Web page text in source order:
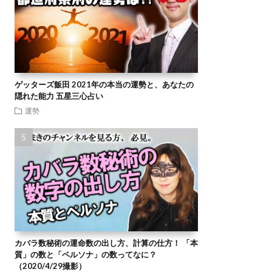
ゲッターズ飯田 2021年の本当の運勢と、あなたの
隠れた能力 五星三心占い
運勢
カバラ数秘術の運命数の出し方、計算の仕方！ 「本
質」の数と「ペルソナ」の数ってなに？
（2020/4/29撮影）